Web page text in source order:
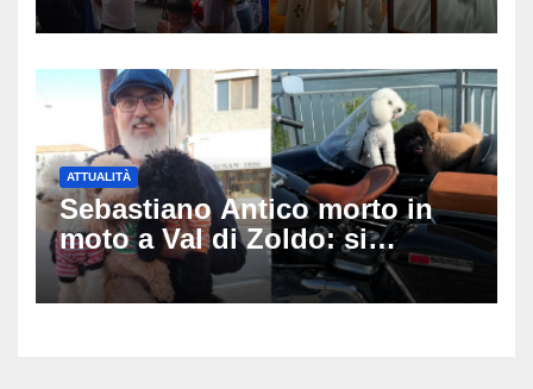
matrimonio era di un’altra
ATTUALITÀ
Sebastiano Antico morto in
moto a Val di Zoldo: si
schianta con il sidecar, salvi i
due cagnolini